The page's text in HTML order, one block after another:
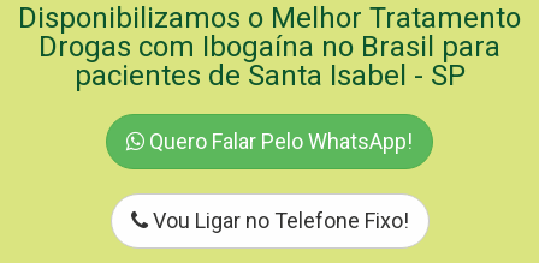
Disponibilizamos o Melhor Tratamento
Drogas com Ibogaína no Brasil para
pacientes de Santa Isabel - SP
Quero Falar Pelo WhatsApp!
Vou Ligar no Telefone Fixo!